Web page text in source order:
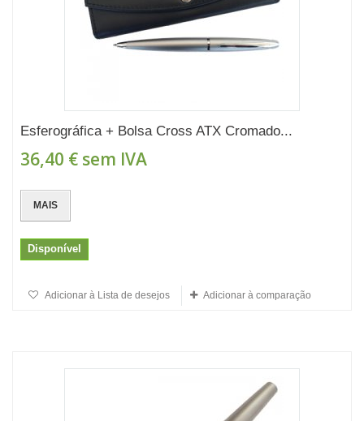
Esferográfica + Bolsa Cross ATX Cromado...
36,40 € sem IVA
MAIS
Disponível
Adicionar à Lista de desejos Adicionar à comparação